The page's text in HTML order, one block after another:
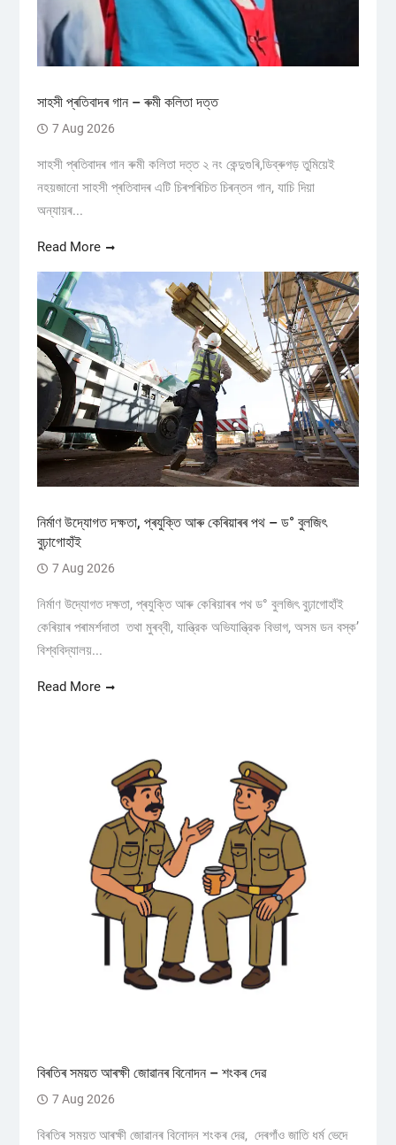
সাহসী প্ৰতিবাদৰ গান – ৰুমী কলিতা দত্ত
7 Aug 2026
সাহসী প্ৰতিবাদৰ গান ৰুমী কলিতা দত্ত ২ নং কেন্দুগুৰি,ডিব্ৰুগড় তুমিয়েই
নহয়জানো সাহসী প্ৰতিবাদৰ এটি চিৰপৰিচিত চিৰন্তন গান, যাচি দিয়া
অন্যায়ৰ...
Read More
নিৰ্মাণ উদ্যোগত দক্ষতা, প্ৰযুক্তি আৰু কেৰিয়াৰৰ পথ – ড° বুলজিৎ
বুঢ়াগোহাঁই
7 Aug 2026
নিৰ্মাণ উদ্যোগত দক্ষতা, প্ৰযুক্তি আৰু কেৰিয়াৰৰ পথ ড° বুলজিৎ বুঢ়াগোহাঁই
কেৰিয়াৰ পৰামৰ্শদাতা তথা মুৰব্বী, যান্ত্রিক অভিযান্ত্রিক বিভাগ, অসম ডন বস্ক’
বিশ্ববিদ্যালয়...
Read More
বিৰতিৰ সময়ত আৰক্ষী জোৱানৰ বিনোদন – শংকৰ দেৱ
7 Aug 2026
বিৰতিৰ সময়ত আৰক্ষী জোৱানৰ বিনোদন শংকৰ দেৱ, দেৰগাঁও জাতি ধৰ্ম ভেদে